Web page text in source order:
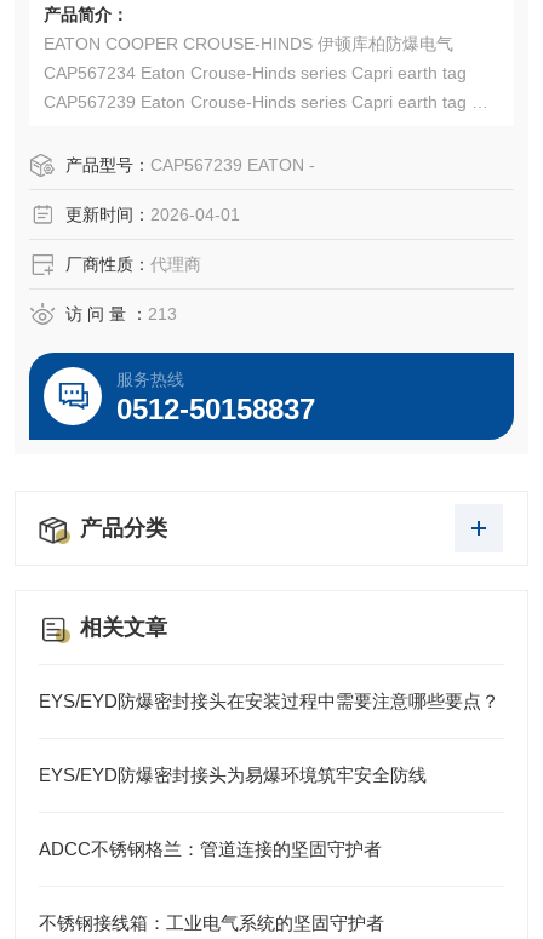
产品简介：
EATON COOPER CROUSE-HINDS 伊顿库柏防爆电气
CAP567234 Eaton Crouse-Hinds series Capri earth tag
CAP567239 Eaton Crouse-Hinds series Capri earth tag
Co.,Ltd
产品型号： CAP567239 EATON -
更新时间： 2026-04-01
厂商性质： 代理商
访 问 量 ： 213
服务热线
0512-50158837
产品分类
相关文章
EYS/EYD防爆密封接头在安装过程中需要注意哪些要点？
EYS/EYD防爆密封接头为易爆环境筑牢安全防线
ADCC不锈钢格兰：管道连接的坚固守护者
不锈钢接线箱：工业电气系统的坚固守护者